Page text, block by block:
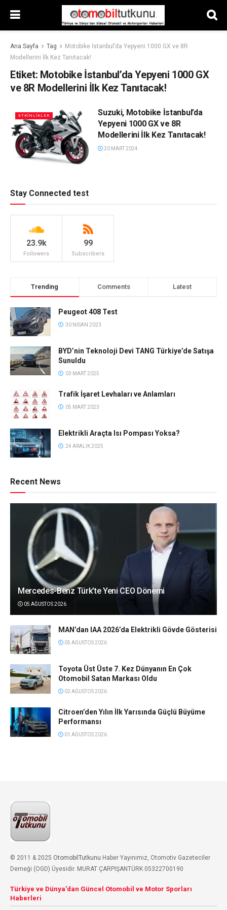
Ana Sayfa Tag
Motobike İstanbul’da Yepyeni 1000 GX ve 8R
Modellerini İlk Kez Tanıtacak!
Etiket: Motobike İstanbul’da Yepyeni 1000 GX
ve 8R Modellerini İlk Kez Tanıtacak!
ETKİNLİKLER
Suzuki, Motobike İstanbul’da
Yepyeni 1000 GX ve 8R
Modellerini İlk Kez Tanıtacak!
20 MART 2024
Stay Connected test
23.9k
Followers
99
Subscribers
Trending Comments Latest
Peugeot 408 Test
30 NISAN 2023
BYD’nin Teknoloji Devi TANG Türkiye’de Satışa
Sunuldu
03 MART 2025
Trafik İşaret Levhaları ve Anlamları
05 MART 2023
Elektrikli Araçta Isı Pompası Yoksa?
24 ARALIK 2025
Recent News
Mercedes-Benz Türk’te Yeni CEO Dönemi
05 AĞUSTOS 2026
MAN’dan IAA 2026’da Elektrikli Gövde Gösterisi
05 AĞUSTOS 2026
Toyota Üst Üste 7. Kez Dünyanın En Çok
Otomobil Satan Markası Oldu
02 AĞUSTOS 2026
Citroen’den Yılın İlk Yarısında Güçlü Büyüme
Performansı
01 AĞUSTOS 2026
© 2011 & 2025 OtomobilTutkunu Haber Yayınımız, Otomotiv Gazeteciler
Derneği (OGD) Üyesidir. MURAT ÇARPIŞANTÜRK 05322700190
Türkiye ve Dünya'dan Güncel Otomobil ve Motor Sporları
Haberleri